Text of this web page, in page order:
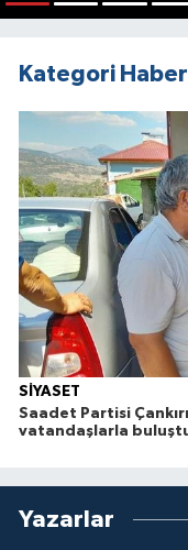
Kategori
SİYASET
Saadet Partisi
vatandaşlarla
Yazarlar